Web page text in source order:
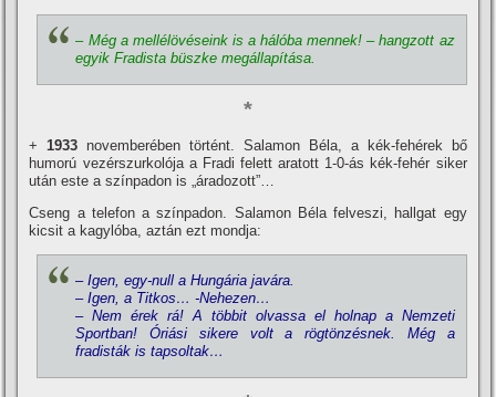
– Még a mellélövéseink is a hálóba mennek! – hangzott az
egyik Fradista büszke megállapí­tása.
*
+1933 novemberében történt. Salamon Béla, a kék-fehérek bő
humorú vezérszurkolója a Fradi felett aratott 1-0-ás kék-fehér siker
után este a szí­npadon is „áradozott”…
Cseng a telefon a szí­npadon. Salamon Béla felveszi, hallgat egy
kicsit a kagylóba, aztán ezt mondja:
– Igen, egy-null a Hungária javára.
– Igen, a Titkos… -Nehezen…
– Nem érek rá! A többit olvassa el holnap a Nemzeti
Sportban! Óriási sikere volt a rögtönzésnek. Még a
fradisták is tapsoltak…